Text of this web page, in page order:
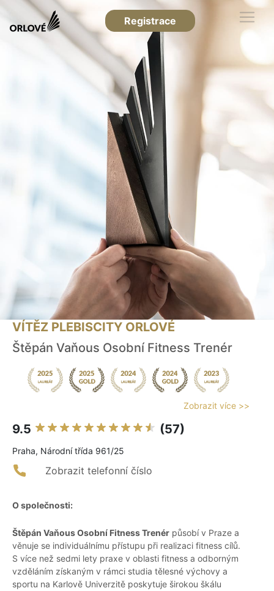
Registrace
VÍTĚZ PLEBISCITY ORLOVÉ
Štěpán Vaňous Osobní Fitness Trenér
Zobrazit více >>
9.5 (57)
Praha, Národní třída 961/25
Zobrazit telefonní číslo
O společnosti:
Štěpán Vaňous Osobní Fitness Trenér působí v Praze a
věnuje se individuálnímu přístupu při realizaci fitness cílů.
S více než sedmi lety praxe v oblasti fitness a odborným
vzděláním získaným v rámci studia tělesné výchovy a
sportu na Karlově Univerzitě poskytuje širokou škálu